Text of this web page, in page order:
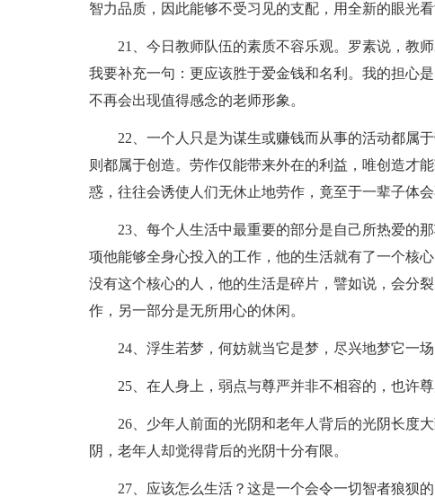
智力品质，因此能够不受习见的支配，用全新的眼光看
21、今日教师队伍的素质不容乐观。罗素说，教
我要补充一句：更应该胜于爱金钱和名利。我的担心
不再会出现值得感念的老师形象。
22、一个人只是为谋生或赚钱而从事的活动都属
则都属于创造。劳作仅能带来外在的利益，唯创造才
惑，往往会诱使人们无休止地劳作，竟至于一辈子体会
23、每个人生活中最重要的部分是自己所热爱的
项他能够全身心投入的工作，他的生活就有了一个核
没有这个核心的人，他的生活是碎片，譬如说，会分
作，另一部分是无所用心的休闲。
24、浮生若梦，何妨就当它是梦，尽兴地梦它一
25、在人身上，弱点与尊严并非不相容的，也许
26、少年人前面的光阴和老年人背后的光阴长度
阴，老年人却觉得背后的光阴十分有限。
27、应该怎么生活？这是一个会令一切智者狼狈